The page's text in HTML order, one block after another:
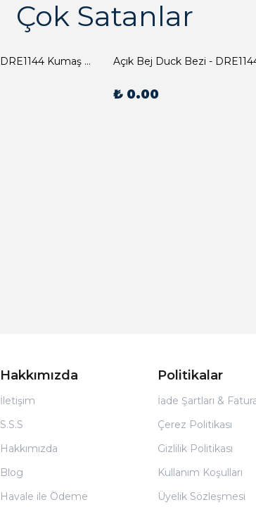
Çok Satanlar
Açık Bej Duck Bezi - DRE1144 Kumaş Peçete Açık Bej Duck Bezi -
₺ 0.00
Hakkımızda
İletişim
S.S.S
Hakkımızda
Blog
Havale ile Ödeme
Politikalar
İade Şartları &
Çerez Politikası
Gizlilik Politikası
Kullanım Koşulları
Üyelik Sözleşmesi